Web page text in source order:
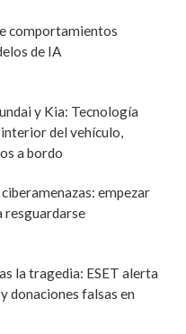
comportamientos
de IA
y Kia: Tecnología
del vehículo,
a bordo
empezar
resguardarse
la tragedia: ESET alerta
donaciones falsas en